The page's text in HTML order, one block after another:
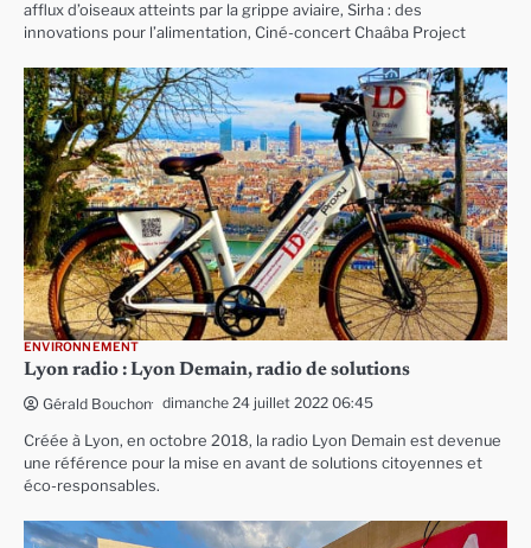
afflux d’oiseaux atteints par la grippe aviaire, Sirha : des
innovations pour l’alimentation, Ciné-concert Chaâba Project
ENVIRONNEMENT
Lyon radio : Lyon Demain, radio de solutions
Gérald Bouchon dimanche 24 juillet 2022 06:45
Créée à Lyon, en octobre 2018, la radio Lyon Demain est devenue
une référence pour la mise en avant de solutions citoyennes et
éco-responsables.